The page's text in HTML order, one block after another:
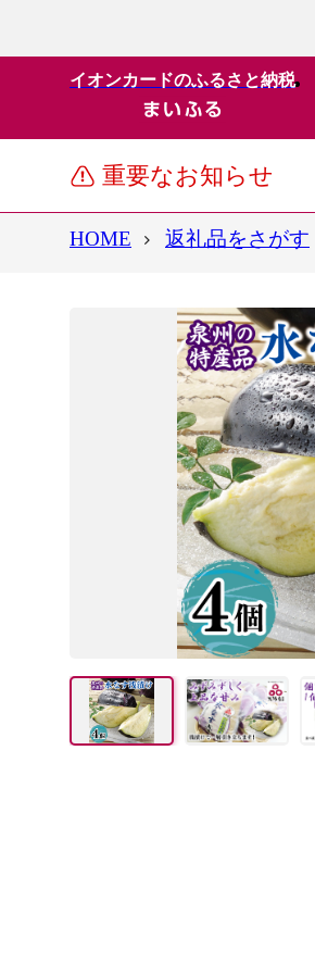
イオンカードのふるさと納税
重要なお知らせ
HOME 返礼品をさがす